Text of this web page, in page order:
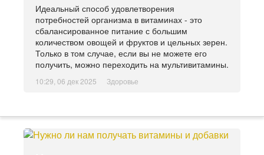
Идеальный способ удовлетворения
потребностей организма в витаминах - это
сбалансированное питание с большим
количеством овощей и фруктов и цельных зерен.
Только в том случае, если вы не можете его
получить, можно переходить на мультивитамины.
10:29, 06 дек 2025 Здоровье